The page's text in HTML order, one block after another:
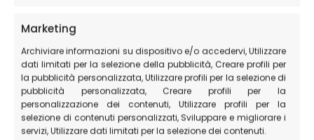
Marketing
Archiviare informazioni su dispositivo e/o accedervi, Utilizzare
dati limitati per la selezione della pubblicità, Creare profili per
la pubblicità personalizzata, Utilizzare profili per la selezione di
pubblicità personalizzata, Creare profili per la
personalizzazione dei contenuti, Utilizzare profili per la
selezione di contenuti personalizzati, Sviluppare e migliorare i
servizi, Utilizzare dati limitati per la selezione dei contenuti.
Castelluccio di Norcia oppure guarda la
dedicata alle GUIDE PARCO e al perché è meglio visitare
il territorio con una GUIDA
Il Piangrande
I Pantani di Accumoli